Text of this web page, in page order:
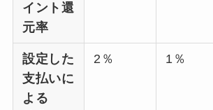
イント還
元率
設定した
支払いに
よる
2％ 1％